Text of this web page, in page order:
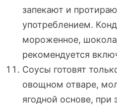
запекают и
употреблением.
мороженное,
рекомендуется
Соусы готовят
овощном отваре,
ягодной основе, при